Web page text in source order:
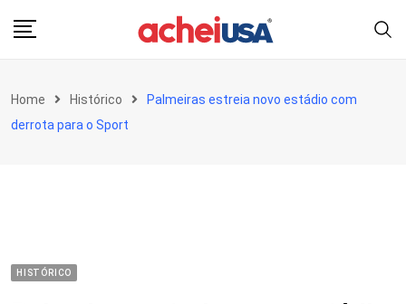
Home Histórico
Palmeiras estreia novo estádio com
derrota para o Sport
HISTÓRICO